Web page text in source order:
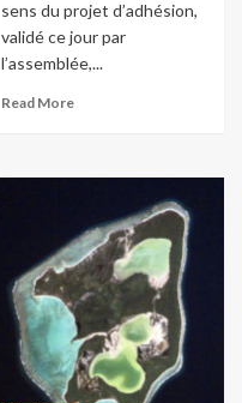
sens du projet d’adhésion,
validé ce jour par
l’assemblée,...
Read More